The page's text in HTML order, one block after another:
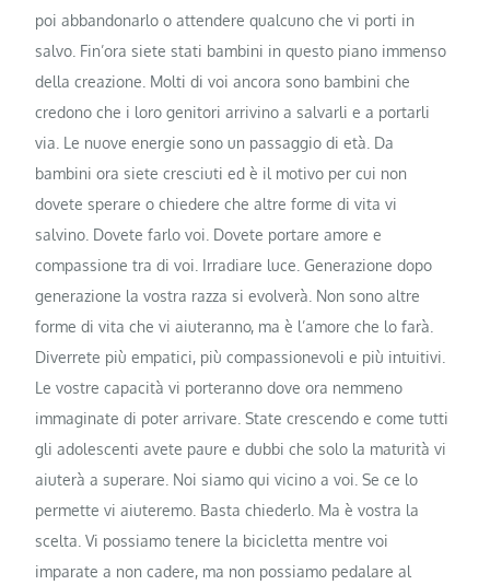
poi abbandonarlo o attendere qualcuno che vi porti in
salvo. Fin’ora siete stati bambini in questo piano immenso
della creazione. Molti di voi ancora sono bambini che
credono che i loro genitori arrivino a salvarli e a portarli
via. Le nuove energie sono un passaggio di età. Da
bambini ora siete cresciuti ed è il motivo per cui non
dovete sperare o chiedere che altre forme di vita vi
salvino. Dovete farlo voi. Dovete portare amore e
compassione tra di voi. Irradiare luce. Generazione dopo
generazione la vostra razza si evolverà. Non sono altre
forme di vita che vi aiuteranno, ma è l’amore che lo farà.
Diverrete più empatici, più compassionevoli e più intuitivi.
Le vostre capacità vi porteranno dove ora nemmeno
immaginate di poter arrivare. State crescendo e come tutti
gli adolescenti avete paure e dubbi che solo la maturità vi
aiuterà a superare. Noi siamo qui vicino a voi. Se ce lo
permette vi aiuteremo. Basta chiederlo. Ma è vostra la
scelta. Vi possiamo tenere la bicicletta mentre voi
imparate a non cadere, ma non possiamo pedalare al